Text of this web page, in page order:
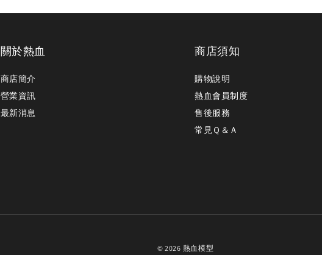
關於熱血
商店簡介
營業資訊
最新消息
商店須知
購物說明
熱血會員制度
售後服務
常見Ｑ＆Ａ
© 2026 熱血模型